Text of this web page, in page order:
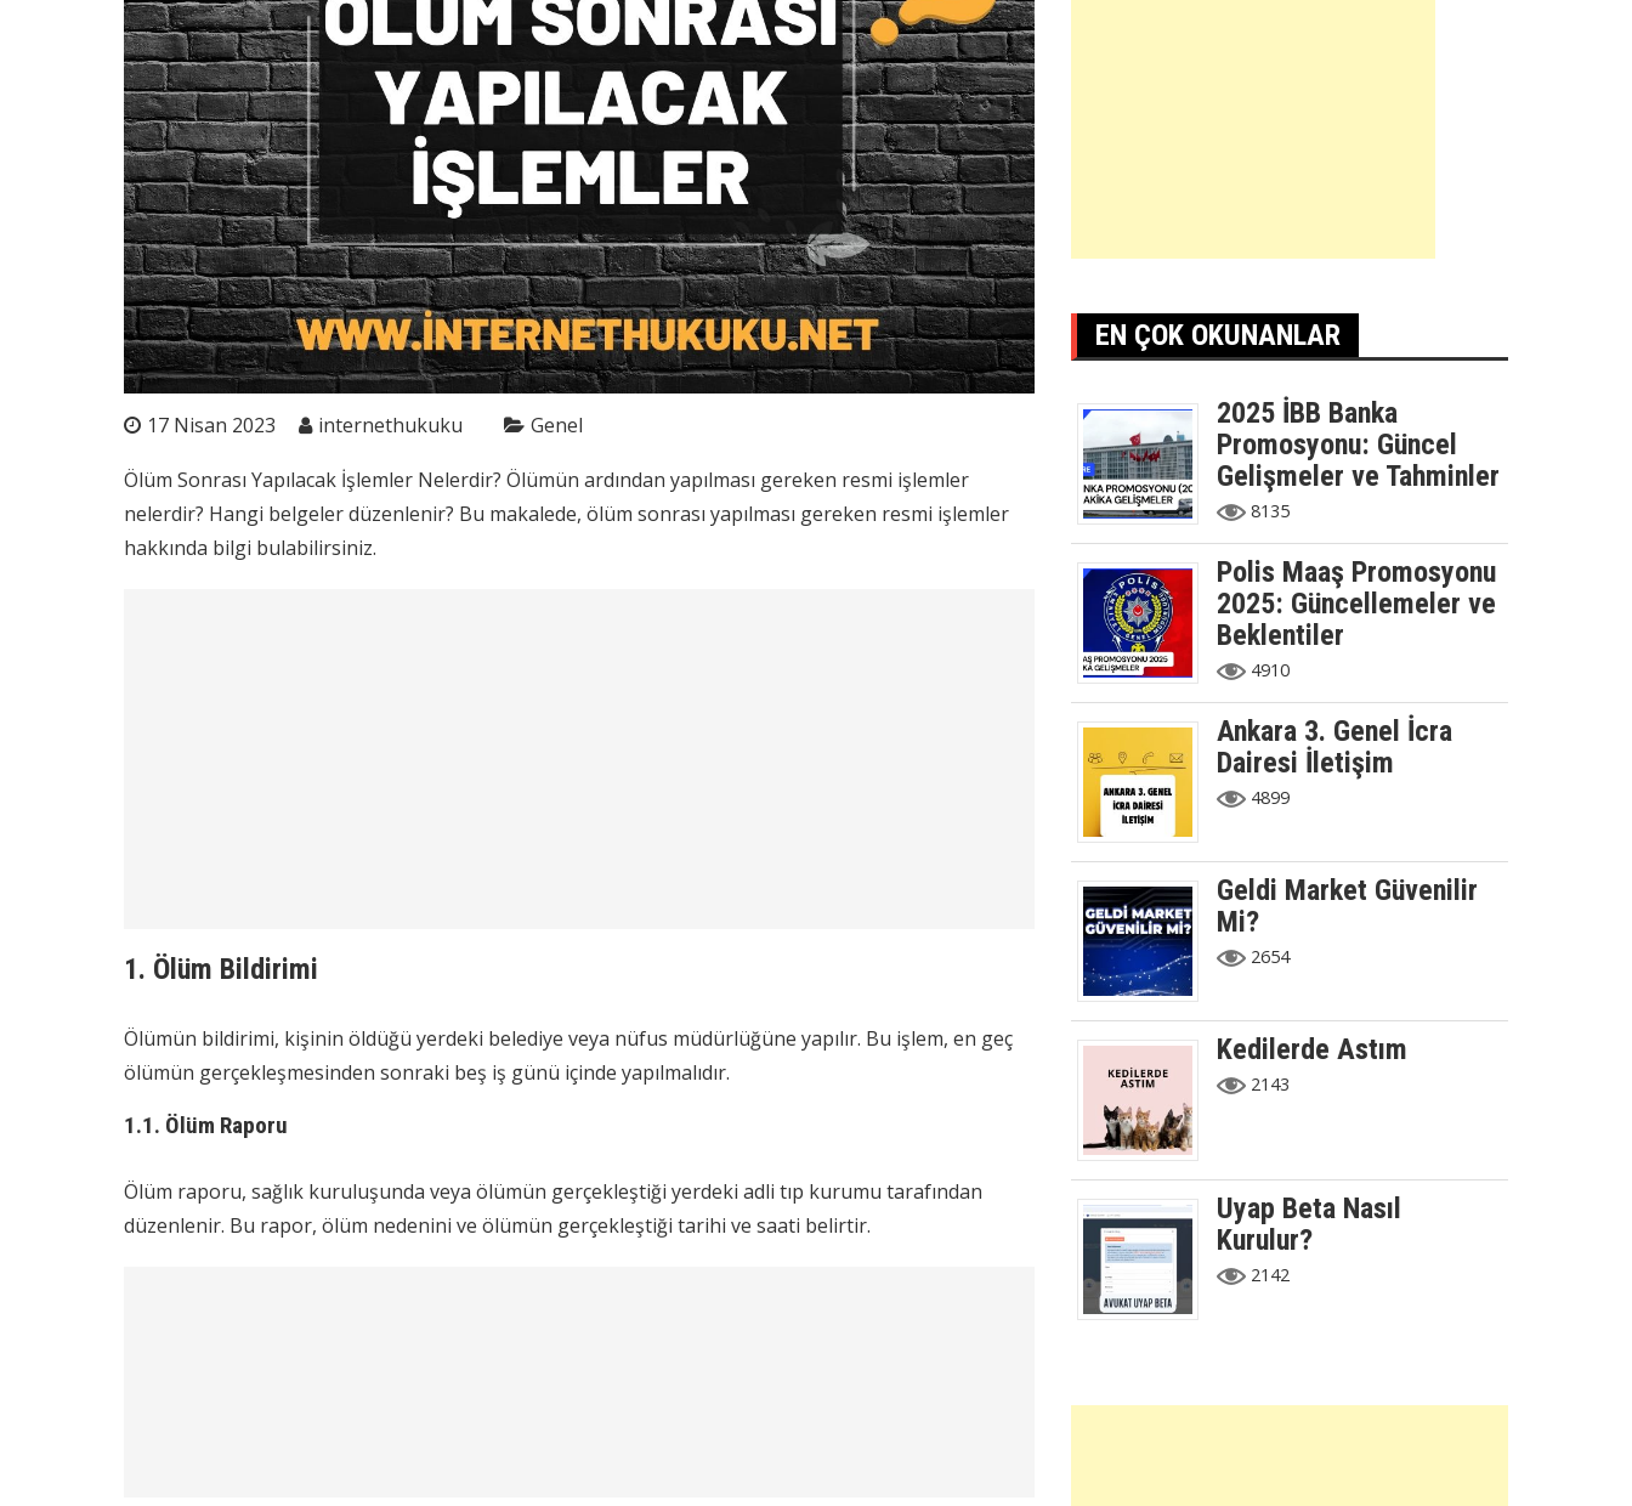
17 Nisan 2023 internethukuku Genel
Ölüm Sonrası Yapılacak İşlemler Nelerdir? Ölümün ardından yapılması gereken resmi işlemler
nelerdir? Hangi belgeler düzenlenir? Bu makalede, ölüm sonrası yapılması gereken resmi işlemler
hakkında bilgi bulabilirsiniz.
1. Ölüm Bildirimi
Ölümün bildirimi, kişinin öldüğü yerdeki belediye veya nüfus müdürlüğüne yapılır. Bu işlem, en geç
ölümün gerçekleşmesinden sonraki beş iş günü içinde yapılmalıdır.
1.1. Ölüm Raporu
Ölüm raporu, sağlık kuruluşunda veya ölümün gerçekleştiği yerdeki adli tıp kurumu tarafından
düzenlenir. Bu rapor, ölüm nedenini ve ölümün gerçekleştiği tarihi ve saati belirtir.
EN ÇOK OKUNANLAR
2025 İBB Banka
Promosyonu: Güncel
Gelişmeler ve Tahminler
8135
Polis Maaş Promosyonu
2025: Güncellemeler ve
Beklentiler
4910
Ankara 3. Genel İcra
Dairesi İletişim
4899
Geldi Market Güvenilir
Mi?
2654
Kedilerde Astım
2143
Uyap Beta Nasıl
Kurulur?
2142